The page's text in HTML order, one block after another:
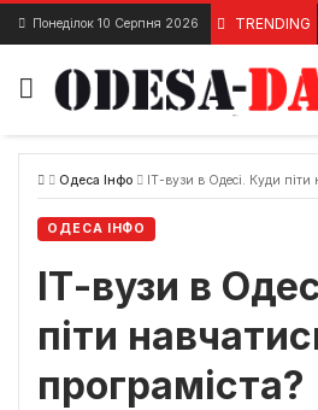
Skip
content
Понеділок 10 Серпня 2026 TRENDING
Одеса Інфо ІТ-вузи в Одесі. Куди піти
ОДЕСА ІНФО
ІТ-вузи в
піти
програміста?